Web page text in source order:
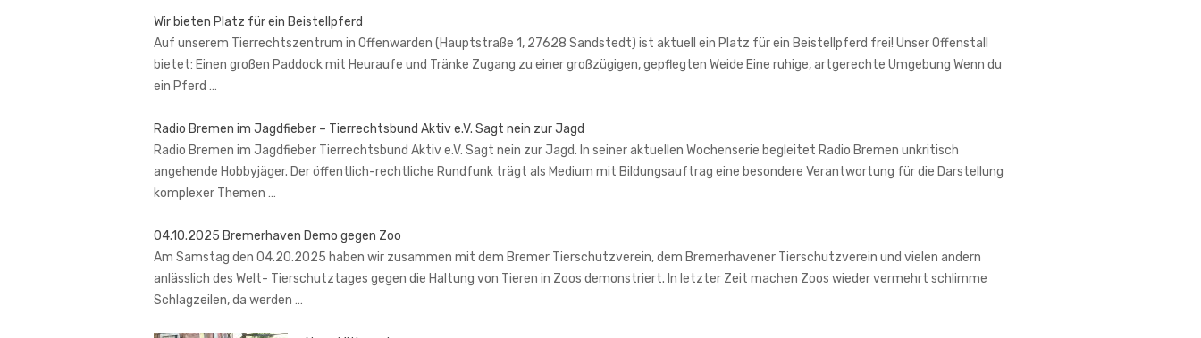
Wir bieten Platz für ein Beistellpferd
Auf unserem Tierrechtszentrum in Offenwarden (Hauptstraße 1, 27628 Sandstedt) ist aktuell ein Platz für ein Beistellpferd frei! Unser Offenstall
bietet: Einen großen Paddock mit Heuraufe und Tränke Zugang zu einer großzügigen, gepflegten Weide Eine ruhige, artgerechte Umgebung Wenn du
ein Pferd …
Radio Bremen im Jagdfieber – Tierrechtsbund Aktiv e.V. Sagt nein zur Jagd
Radio Bremen im Jagdfieber Tierrechtsbund Aktiv e.V. Sagt nein zur Jagd. In seiner aktuellen Wochenserie begleitet Radio Bremen unkritisch
angehende Hobbyjäger. Der öffentlich-rechtliche Rundfunk trägt als Medium mit Bildungsauftrag eine besondere Verantwortung für die Darstellung
komplexer Themen …
04.10.2025 Bremerhaven Demo gegen Zoo
Am Samstag den 04.20.2025 haben wir zusammen mit dem Bremer Tierschutzverein, dem Bremerhavener Tierschutzverein und vielen andern
anlässlich des Welt- Tierschutztages gegen die Haltung von Tieren in Zoos demonstriert. In letzter Zeit machen Zoos wieder vermehrt schlimme
Schlagzeilen, da werden …